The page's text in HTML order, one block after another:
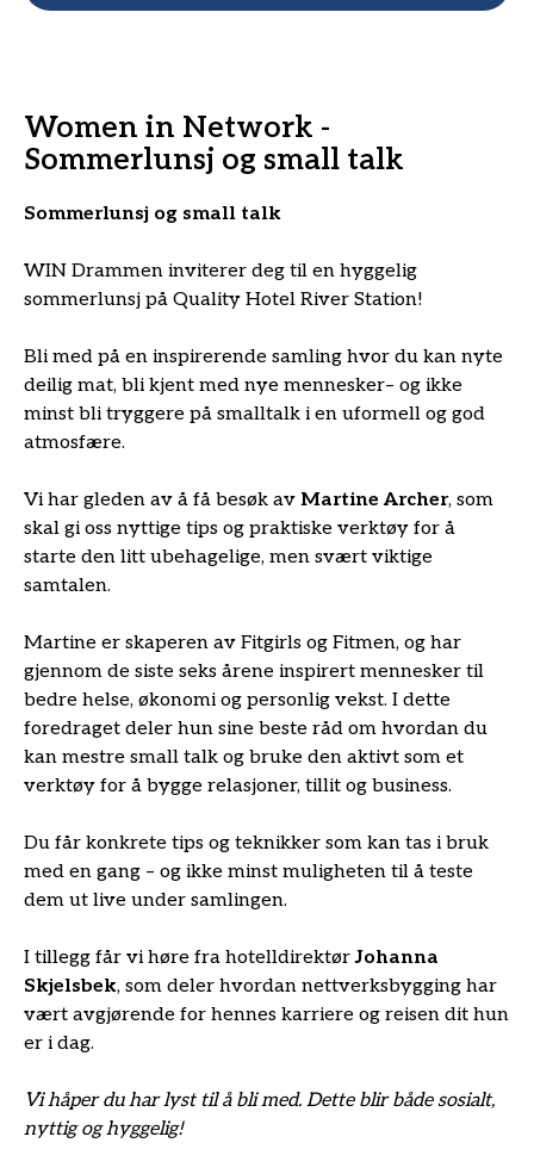
Women in Network -
Sommerlunsj og small talk
Sommerlunsj og small talk
WIN Drammen inviterer deg til en hyggelig
sommerlunsj på Quality Hotel River Station!
Bli med på en inspirerende samling hvor du kan nyte
deilig mat, bli kjent med nye mennesker– og ikke
minst bli tryggere på smalltalk i en uformell og god
atmosfære.
Vi har gleden av å få besøk av Martine Archer, som
skal gi oss nyttige tips og praktiske verktøy for å
starte den litt ubehagelige, men svært viktige
samtalen.
Martine er skaperen av Fitgirls og Fitmen, og har
gjennom de siste seks årene inspirert mennesker til
bedre helse, økonomi og personlig vekst. I dette
foredraget deler hun sine beste råd om hvordan du
kan mestre small talk og bruke den aktivt som et
verktøy for å bygge relasjoner, tillit og business.
Du får konkrete tips og teknikker som kan tas i bruk
med en gang – og ikke minst muligheten til å teste
dem ut live under samlingen.
I tillegg får vi høre fra hotelldirektørJohanna
Skjelsbek, som deler hvordan nettverksbygging har
vært avgjørende for hennes karriere og reisen dit hun
er i dag.
Vi håper du har lyst til å bli med. Dette blir både sosialt,
nyttig og hyggelig!